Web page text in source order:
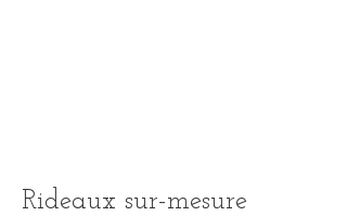
Rideaux sur-mesure